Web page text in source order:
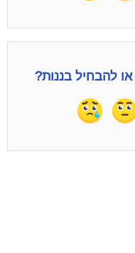
להבחיל בננות?